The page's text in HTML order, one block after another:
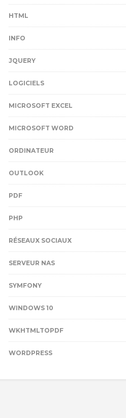
HTML
INFO
JQUERY
LOGICIELS
MICROSOFT EXCEL
MICROSOFT WORD
ORDINATEUR
OUTLOOK
PDF
PHP
RÉSEAUX SOCIAUX
SERVEUR NAS
SYMFONY
WINDOWS 10
WKHTMLTOPDF
WORDPRESS